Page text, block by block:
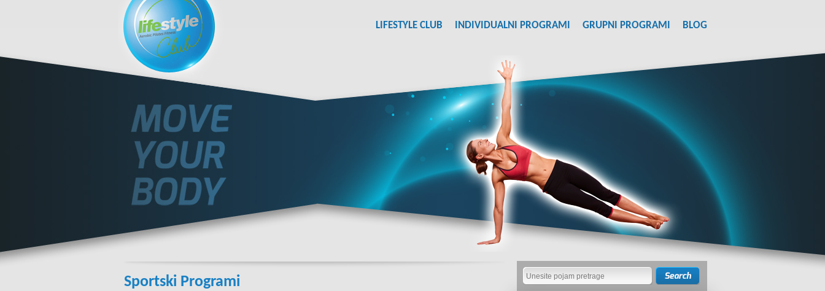
LIFESTYLE CLUB INDIVIDUALNI PROGRAMI GRUPNI PROGRAMI BLOG
Sportski Programi